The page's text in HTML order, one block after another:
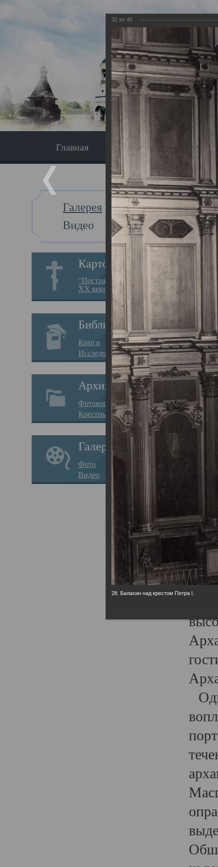
Главная Экскурсия
Галерея
Видео
Картотека
“Пострадавшие за веру в
XX веке на Севере”
Библиотека
Книги
Исследования
Архив
Фотокопии дел
Крестные ходы
Галерея
Фото
Видео
Главная
32 из 45
28. Балахин над крестом Петра I.